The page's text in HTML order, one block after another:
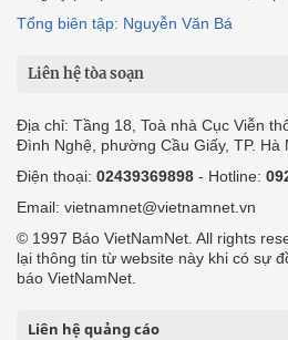
Tổng biên tập: Nguyễn Văn Bá
Liên hệ tòa soạn
Địa chỉ: Tầng 18, Toà nhà Cục Viễn
Đình Nghệ, phường Cầu Giấy, TP. Hà
Điện thoại: 02439369898 - Hotline:
Email: vietnamnet@vietnamnet.vn
© 1997 Báo VietNamNet. All rights
lại thông tin từ website này khi có sự
báo VietNamNet.
Liên hệ quảng cáo